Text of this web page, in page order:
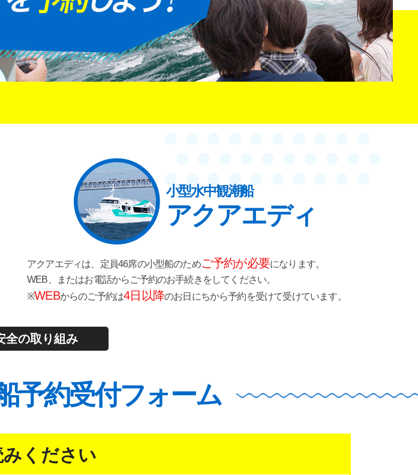
小型水中観潮船
アクアエディ
アクアエディは、定員46席の小型船のためご予約が必要になります。
WEB、またはお電話からご予約のお手続きをしてください。
※WEBからのご予約は4日以降のお日にちから予約を受けて受けています。
全の取り組み
予約受付フォーム
みください